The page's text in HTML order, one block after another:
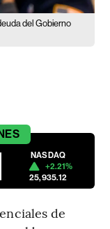
del Gobierno
NASDAQ
+2.21%
25,935.12
de